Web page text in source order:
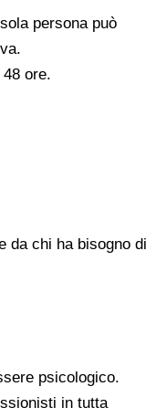
persona può
ore.
da chi ha bisogno di
psicologico.
in tutta